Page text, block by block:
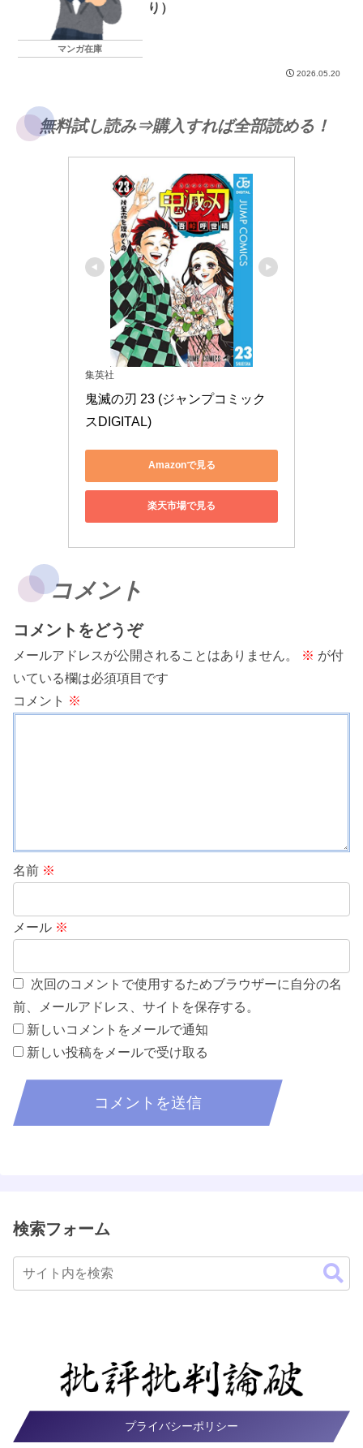
マンガ在庫
り）
2026.05.20
無料試し読み⇒購入すれば全部読める！
集英社
鬼滅の刃 23 (ジャンプコミック
スDIGITAL)
Amazonで見る
楽天市場で見る
コメント
コメントをどうぞ
メールアドレスが公開されることはありません。 ※ が付
いている欄は必須項目です
コメント ※
名前 ※
メール ※
次回のコメントで使用するためブラウザーに自分の名
前、メールアドレス、サイトを保存する。
新しいコメントをメールで通知
新しい投稿をメールで受け取る
検索フォーム
プライバシーポリシー